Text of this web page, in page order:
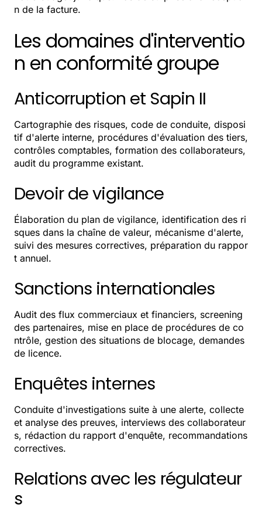
n de la facture.
Les domaines d'interventio
n en conformité groupe
Anticorruption et Sapin II
Cartographie des risques, code de conduite, disposi
tif d'alerte interne, procédures d'évaluation des tiers,
contrôles comptables, formation des collaborateurs,
audit du programme existant.
Devoir de vigilance
Élaboration du plan de vigilance, identification des ri
sques dans la chaîne de valeur, mécanisme d'alerte,
suivi des mesures correctives, préparation du rappor
t annuel.
Sanctions internationales
Audit des flux commerciaux et financiers, screening
des partenaires, mise en place de procédures de co
ntrôle, gestion des situations de blocage, demandes
de licence.
Enquêtes internes
Conduite d'investigations suite à une alerte, collecte
et analyse des preuves, interviews des collaborateur
s, rédaction du rapport d'enquête, recommandations
correctives.
Relations avec les régulateur
s